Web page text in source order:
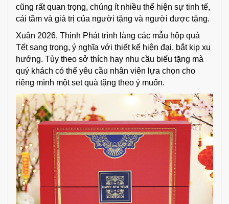
cũng rất quan trọng, chúng ít nhiều thể hiện sự tinh tế,
cái tầm và giá trị của người tặng và người được tặng.
Xuân 2026, Thịnh Phát trình làng các mẫu hộp quà
Tết sang trọng, ý nghĩa với thiết kế hiện đại, bắt kịp xu
hướng. Tùy theo sở thích hay nhu cầu biếu tặng mà
quý khách có thể yêu cầu nhân viên lựa chọn cho
riêng mình một set quà tặng theo ý muốn.